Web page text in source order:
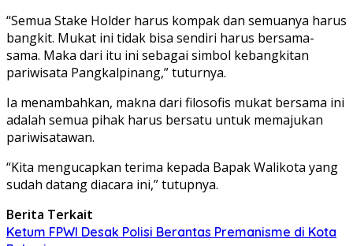
“Semua Stake Holder harus kompak dan semuanya harus
bangkit. Mukat ini tidak bisa sendiri harus bersama-
sama. Maka dari itu ini sebagai simbol kebangkitan
pariwisata Pangkalpinang,” tuturnya.
Ia menambahkan, makna dari filosofis mukat bersama ini
adalah semua pihak harus bersatu untuk memajukan
pariwisatawan.
“Kita mengucapkan terima kepada Bapak Walikota yang
sudah datang diacara ini,” tutupnya.
Berita Terkait
Ketum FPWI Desak Polisi Berantas Premanisme di Kota